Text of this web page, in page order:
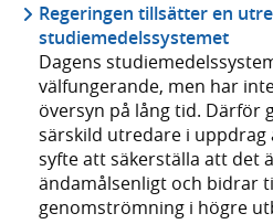
Regeringen tillsätter en
studiemedelssystemet
Dagens
välfungerande, men har
översyn på lång tid. Därför
särskild utredare i uppdrag
syfte att säkerställa att det
ändamålsenligt och bidrar
genomströmning i högre